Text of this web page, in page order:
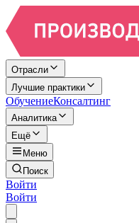
Отрасли
Лучшие практики
ОбучениеКонсалтинг
Аналитика
Ещё
Меню
Поиск
Войти
Войти